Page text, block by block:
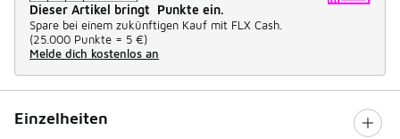
Dieser Artikel bringt Punkte ein.
Spare bei einem zukünftigen Kauf mit FLX Cash.
(25.000 Punkte = 5 €)
Melde dich kostenlos an
Einzelheiten